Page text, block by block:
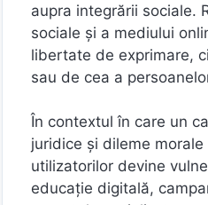
aupra integrării sociale.
sociale și a mediului
libertate de exprimare,
sau de cea a
În contextul în care un
juridice și dileme
utilizatorilor devine
educație digitală,